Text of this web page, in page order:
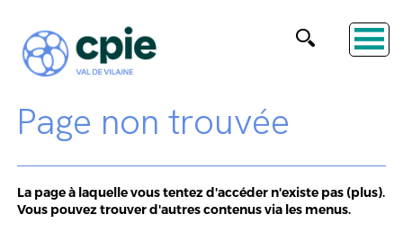
Page non trouvée
La page à laquelle vous tentez d'accéder n'existe pas (plus).
Vous pouvez trouver d'autres contenus via les menus.